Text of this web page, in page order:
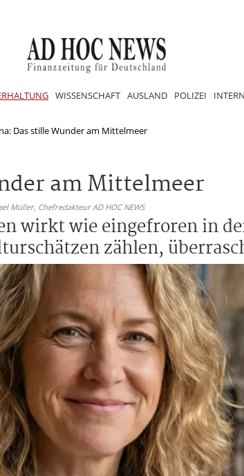
WISSENSCHAFT AUSLAND POLIZEI
Das stille Wunder am Mittelmeer
am Mittelmeer
Müller, Chefredakteur AD HOC NEWS
wirkt wie eingefroren in
zählen,